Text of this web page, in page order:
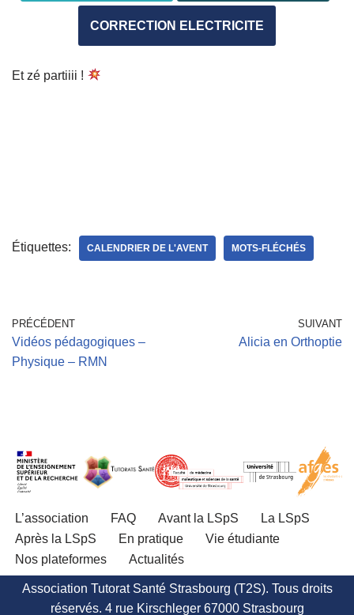
CORRECTION ELECTRICITE
Et zé partiiii !
Étiquettes: CALENDRIER DE L'AVENT MOTS-FLÉCHÉS
PRÉCÉDENT
Vidéos pédagogiques –
Physique – RMN
SUIVANT
Alicia en Orthoptie
L’association FAQ Avant la LSpS
La LSpS
Après la LSpS
En pratique
Vie étudiante
Nos plateformes
Actualités
Association Tutorat Santé Strasbourg (T2S). Tous droits
réservés. 4 rue Kirschleger 67000 Strasbourg